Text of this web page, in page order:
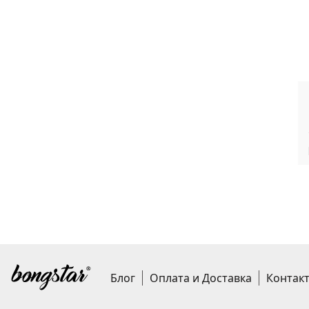
Блог Оплата и Доставка